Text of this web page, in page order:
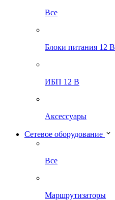
Все
Блоки питания 12 В
ИБП 12 В
Аксессуары
Сетевое оборудование
Все
Маршрутизаторы